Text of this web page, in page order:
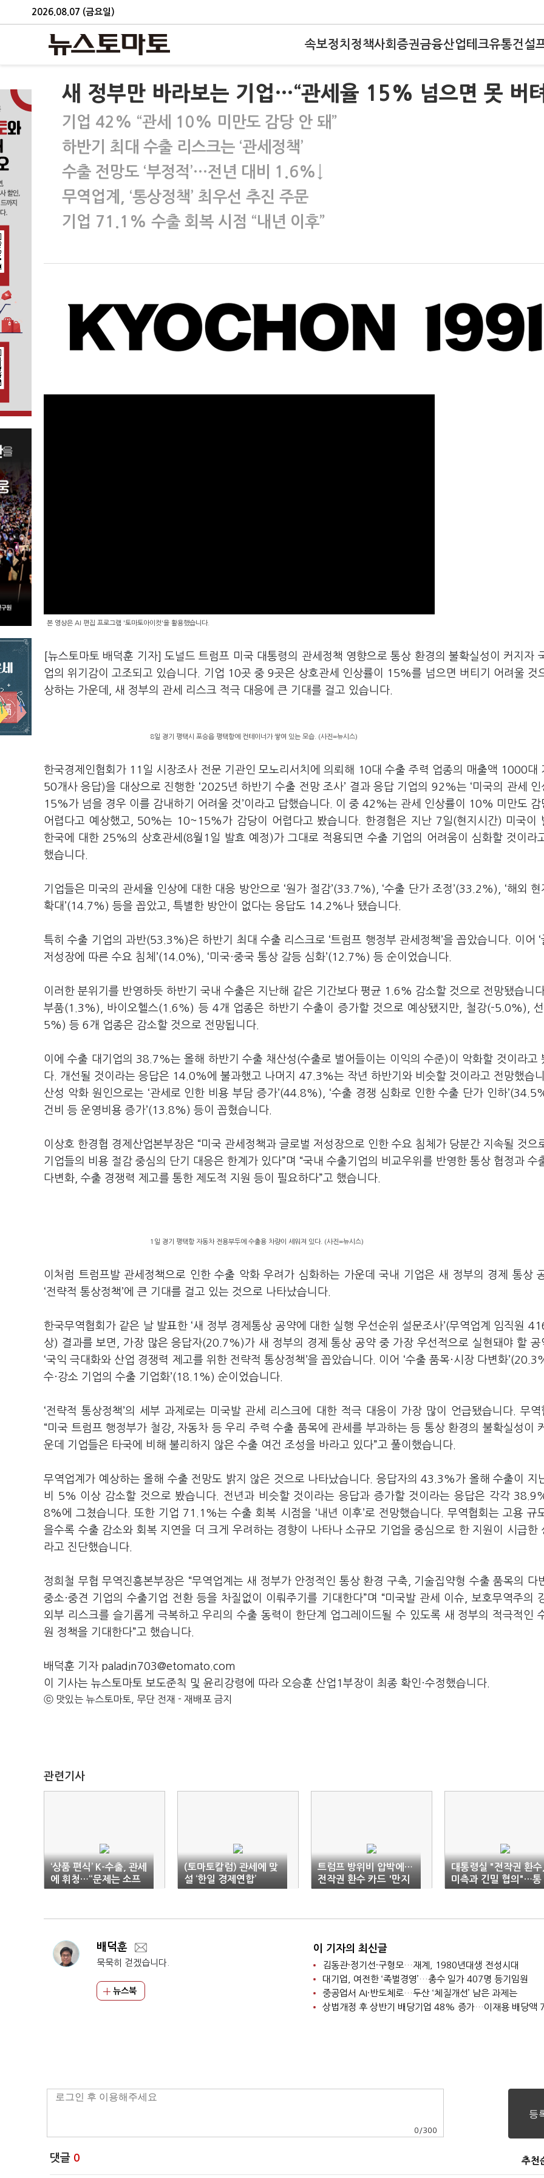
2026.08.07 (금요일)
속보정치 정책사회 증권금융산업테크유통건설
새 정부만 바라보는 기업…“관세율 15% 넘으면 못 버
기업 42% “관세 10% 미만도 감당 안 돼”
하반기 최대 수출 리스크는 ‘관세정책’
수출 전망도 ‘부정적’…전년 대비 1.6%↓
무역업계, ‘통상정책’ 최우선 추진 주문
기업 71.1% 수출 회복 시점 “내년 이후”
본 영상은 AI 편집 프로그램 '토마토아이컷'을 활용했습니다.
[뉴스토마토 배덕훈 기자] 도널드 트럼프 미국 대통령의 관세정책 영향으로 통상 환경의 불확실성이 커지자
업의 위기감이 고조되고 있습니다
기업 10곳 중 9곳은 상호관세 인상률이 15%를 넘으면 버티기 어려울 것
상하는 가운데
새 정부의 관세 리스크 적극 대응에 큰 기대를 걸고 있습니다
8일 경기 평택시 포승읍 평택항에 컨테이너가 쌓여 있는 모습. (사진=뉴시스)
한국경제인협회가 11 일 시장조사 전문 기관인 모노리서치에 의뢰해 10대 수출 주력 업종의 매출액 1000대
50개사 응답)을 대상으로 진행한 ‘2025년 하반기 수출 전망 조사’ 결과 응답 기업의 92%는 ‘미국의 관세 인
15%가 넘을 경우 이를 감내하기 어려울 것’이라고 답했습니다 이 중 42%는 관세 인상률이 10% 미만도 감
어렵다고 예상했고 , 50%는 10~15%가 감당이 어렵다고 봤습니다 .한경협은 지난 7일(현지시간) 미국이
한국에 대한 25%의 상호관세 (8월 1 일 발효 예정 )가 그대로 적용되면 수출 기업의 어려움이 심화할 것이라
했습니다
기업들은 미국의 관세율 인상에 대한 대응 방안으로 ‘원가 절감’(33.7%), ‘수출 단가 조정’(33.2%), ‘해외 현
확대 ’(14.7%) 등을 꼽았고 특별한 방안이 없다는 응답도 14.2% 나 됐습니다
특히 수출 기업의 과반(53.3%)은 하반기 최대 수출 리스크로 ‘트럼프 행정부 관세정책’을 꼽았습니다 이어 ‘
저성장에 따른 수요 침체 ’(14.0%), ‘미국·중국 통상 갈등 심화’(12.7%) 등 순이었습니다
이러한 분위기를 반영하듯 하반기 국내 수출은 지난해 같은 기간보다 평균 1.6% 감소할 것으로 전망됐습니
부품(1.3%), 바이오헬스(1.6%) 등4개 업종은 하반기 수출이 증가할 것으로 예상됐지만 철강(-5.0%),
5%) 등 6개 업종은 감소할 것으로 전망됩니다
이에 수출 대기업의 38.7%는 올해 하반기 수출 채산성(수출로 벌어들이는 이익의 수준)이 악화할 것이라고
다
개선될 것이라는 응답은 14.0%에 불과했고 나머지 47.3%는 작년 하반기와 비슷할 것이라고 전망했습
산성 악화 원인으로는 ‘관세로 인한 비용 부담 증가’(44.8%), ‘수출 경쟁 심화로 인한 수출 단가 인하
건비 등 운영비용 증가’(13.8%) 등이 꼽혔습니다
이상호 한경협 경제산업본부장은 “미국 관세정책과 글로벌 저성장으로 인한 수요 침체가 당분간 지속될 것으
기업들의 비용 절감 중심의 단기 대응은 한계가 있다”며 “국내 수출기업의 비교우위를 반영한 통상 협정과 수
다변화 수출 경쟁력 제고를 통한 제도적 지원 등이 필요하다”고 했습니다
1일 경기 평택항 자동차 전용부두에 수출용 차량이 세워져 있다. (사진=뉴시스)
이처럼 트럼프발 관세정책으로 인한 수출 악화 우려가 심화하는 가운데 국내 기업은 새 정부의 경제 통상
‘전략적 통상정책’에 큰 기대를 걸고 있는 것으로 나타났습니다
한국무역협회가 같은 날 발표한 ‘새 정부 경제통상 공약에 대한 실행 우선순위 설문조사’(무역업계 임직원
상) 결과를 보면 가장 많은 응답자(20.7%)가 새 정부의 경제 통상 공약 중 가장 우선적으로 실현돼야 할 공
‘국익 극대화와 산업 경쟁력 제고를 위한 전략적 통상정책’을 꼽았습니다 이어 ‘수출 품목·시장 다변화
수·강소 기업의 수출 기업화’(18.1%) 순이었습니다
‘전략적 통상정책’의 세부 과제로는 미국발 관세 리스크에 대한 적극 대응이 가장 많이 언급됐습니다.무역
“미국 트럼프 행정부가 철강, 자동차 등 우리 주력 수출 품목에 관세를 부과하는 등 통상 환경의 불확실성이
운데 기업들은 타국에 비해 불리하지 않은 수출 여건 조성을 바라고 있다”고 풀이했습니다
무역업계가 예상하는 올해 수출 전망도 밝지 않은 것으로 나타났습니다 응답자의 43.3%가 올해 수출이 지
비 5% 이상 감소할 것으로 봤습니다 전년과 비슷할 것이라는 응답과 증가할 것이라는 응답은 각각
8%에 그쳤습니다 .또한 기업 71.1%는 수출 회복 시점을 ‘내년 이후’로 전망했습니다. 무역협회는 고용 규
을수록 수출 감소와 회복 지연을 더 크게 우려하는 경향이 나타나 소규모 기업을 중심으로 한 지원이 시급한
라고 진단했습니다
정희철 무협 무역진흥본부장은 “무역업계는 새 정부가 안정적인 통상 환경 구축
기술집약형 수출 품목의 다
중소·중견 기업의 수출기업 전환 등을 차질없이 이뤄주기를 기대한다”며 “미국발 관세 이슈
보호무역주의
외부 리스크를 슬기롭게 극복하고 우리의 수출 동력이 한단계 업그레이드될 수 있도록 새 정부의 적극적인
원 정책을 기대한다”고 했습니다
배덕훈 기자 paladin703@etomato.com
이 기사는 뉴스토마토 보도준칙 및 윤리강령에 따라 오승훈 산업1부장이 최종 확인·수정했습니다.
ⓒ 맛있는 뉴스토마토, 무단 전재 - 재배포 금지
관련기사
‘상품 편식’ K-수출, 관세
에 휘청…“문제는 소프
트머니”
(토마토칼럼) 관세에 맞
설 ‘한일 경제연합’
트럼프 방위비 압박에…
전작권 환수 카드 '만지
작'
대통령실 "전작권 환수
미측과 긴밀 협의"…통
상·안보 '패키지딜'
배덕훈
묵묵히 걷겠습니다.
뉴스북
이 기자의 최신글
김동관·정기선·구형모…재계, 1980년대생 전성시대
대기업, 여전한 ‘족벌경영’…총수 일가 407명 등기임원
중공업서 AI·반도체로…두산 ‘체질개선’ 남은 과제는
0 /300
댓글 0 추천